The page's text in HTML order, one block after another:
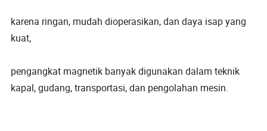
karena ringan, mudah dioperasikan, dan daya isap yang
kuat,
pengangkat magnetik banyak digunakan dalam teknik
kapal, gudang, transportasi, dan pengolahan mesin.